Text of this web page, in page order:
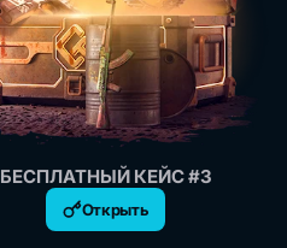
БЕСПЛАТНЫЙ КЕЙС #3
Открыть